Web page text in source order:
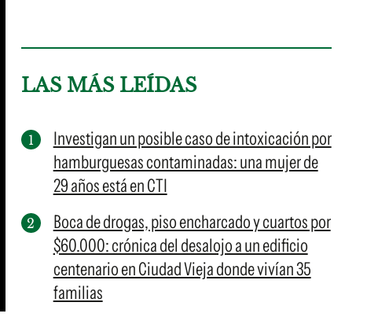
LAS MÁS LEÍDAS
Investigan un posible caso de intoxicación por
hamburguesas contaminadas: una mujer de
29 años está en CTI
Boca de drogas, piso encharcado y cuartos por
$60.000: crónica del desalojo a un edificio
centenario en Ciudad Vieja donde vivían 35
familias